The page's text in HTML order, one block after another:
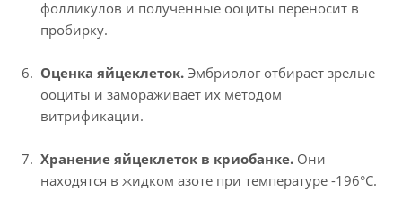
фолликулов и полученные ооциты переносит в
пробирку.
Оценка яйцеклеток. Эмбриолог отбирает зрелые
ооциты и замораживает их методом
витрификации.
Хранение яйцеклеток в криобанке. Они
находятся в жидком азоте при температуре -196°C.